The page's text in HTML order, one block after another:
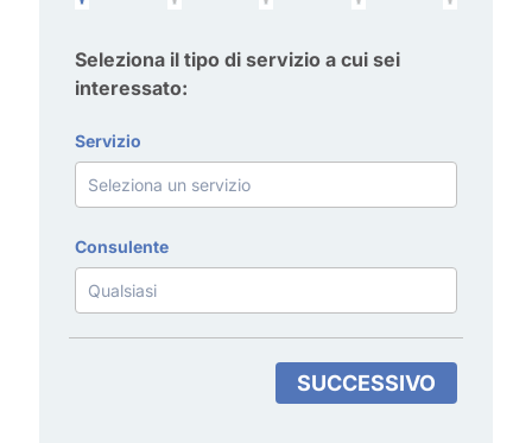
Seleziona il tipo di servizio a cui sei
interessato:
Servizio
Consulente
SUCCESSIVO